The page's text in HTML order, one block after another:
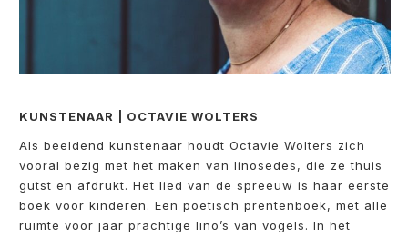
KUNSTENAAR | OCTAVIE WOLTERS
Als beeldend kunstenaar houdt Octavie Wolters zich
vooral bezig met het maken van linosedes, die ze thuis
gutst en afdrukt. Het lied van de spreeuw is haar eerste
boek voor kinderen. Een poëtisch prentenboek, met alle
ruimte voor jaar prachtige lino’s van vogels. In het